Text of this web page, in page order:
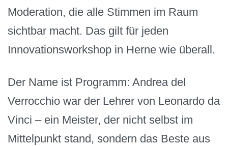
Moderation, die alle Stimmen im Raum
sichtbar macht. Das gilt für jeden
Innovationsworkshop in Herne wie überall.
Der Name ist Programm: Andrea del
Verrocchio war der Lehrer von Leonardo da
Vinci – ein Meister, der nicht selbst im
Mittelpunkt stand, sondern das Beste aus